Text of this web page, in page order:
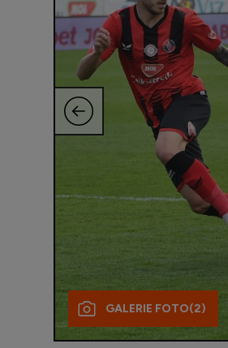
GALERIE FOTO(2)